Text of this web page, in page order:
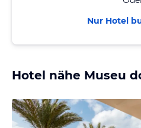
Nur Hotel
Hotel nähe Museu